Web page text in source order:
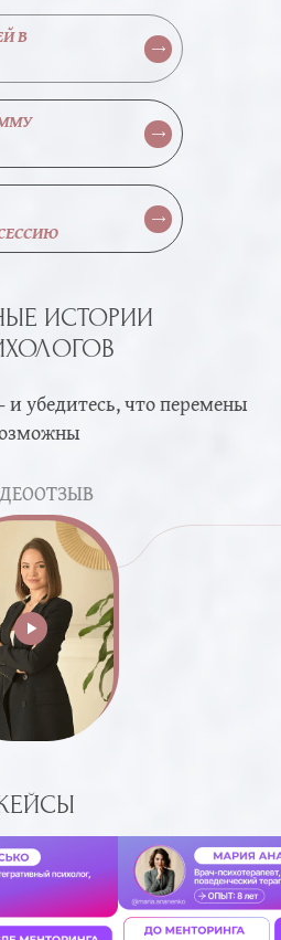
В
ИСТОРИИ
убедитесь, что перемены